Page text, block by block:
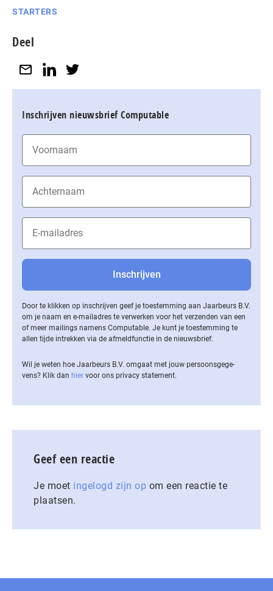
STARTERS
Deel
Inschrijven nieuwsbrief Computable
Door te klikken op inschrijven geef je toestemming aan Jaarbeurs B.V.
om je naam en e-mailadres te verwerken voor het verzenden van een
of meer mailings namens Computable. Je kunt je toestemming te
allen tijde intrekken via de af­meld­func­tie in de nieuwsbrief.
Wil je weten hoe Jaarbeurs B.V. omgaat met jouw per­soons­ge­ge­
vens? Klik dan hier voor ons privacy statement.
Geef een reactie
Je moet ingelogd zijn op om een reactie te
plaatsen.